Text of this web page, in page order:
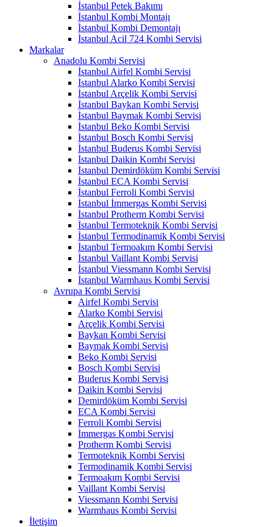
İstanbul Petek Bakımı
İstanbul Kombi Montajı
İstanbul Kombi Demontajı
İstanbul Acil 724 Kombi Servisi
Markalar
Anadolu Kombi Servisi
İstanbul Airfel Kombi Servisi
İstanbul Alarko Kombi Servisi
İstanbul Arçelik Kombi Servisi
İstanbul Baykan Kombi Servisi
İstanbul Baymak Kombi Servisi
İstanbul Beko Kombi Servisi
İstanbul Bosch Kombi Servisi
İstanbul Buderus Kombi Servisi
İstanbul Daikin Kombi Servisi
İstanbul Demirdöküm Kombi Servisi
İstanbul ECA Kombi Servisi
İstanbul Ferroli Kombi Servisi
İstanbul İmmergas Kombi Servisi
İstanbul Protherm Kombi Servisi
İstanbul Termoteknik Kombi Servisi
İstanbul Termodinamik Kombi Servisi
İstanbul Termoakım Kombi Servisi
İstanbul Vaillant Kombi Servisi
İstanbul Viessmann Kombi Servisi
İstanbul Warmhaus Kombi Servisi
Avrupa Kombi Servisi
Airfel Kombi Servisi
Alarko Kombi Servisi
Arçelik Kombi Servisi
Baykan Kombi Servisi
Baymak Kombi Servisi
Beko Kombi Servisi
Bosch Kombi Servisi
Buderus Kombi Servisi
Daikin Kombi Servisi
Demirdöküm Kombi Servisi
ECA Kombi Servisi
Ferroli Kombi Servisi
İmmergas Kombi Servisi
Protherm Kombi Servisi
Termoteknik Kombi Servisi
Termodinamik Kombi Servisi
Termoakım Kombi Servisi
Vaillant Kombi Servisi
Viessmann Kombi Servisi
Warmhaus Kombi Servisi
İletişim